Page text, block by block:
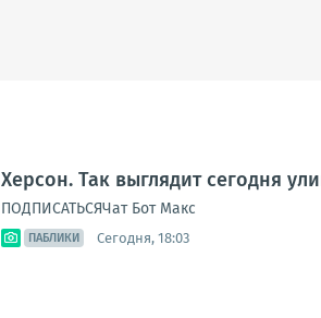
Херсон. Так выглядит сегодня
ПОДПИСАТЬСЯЧат Бот Макс
ПАБЛИКИ Сегодня, 18:03